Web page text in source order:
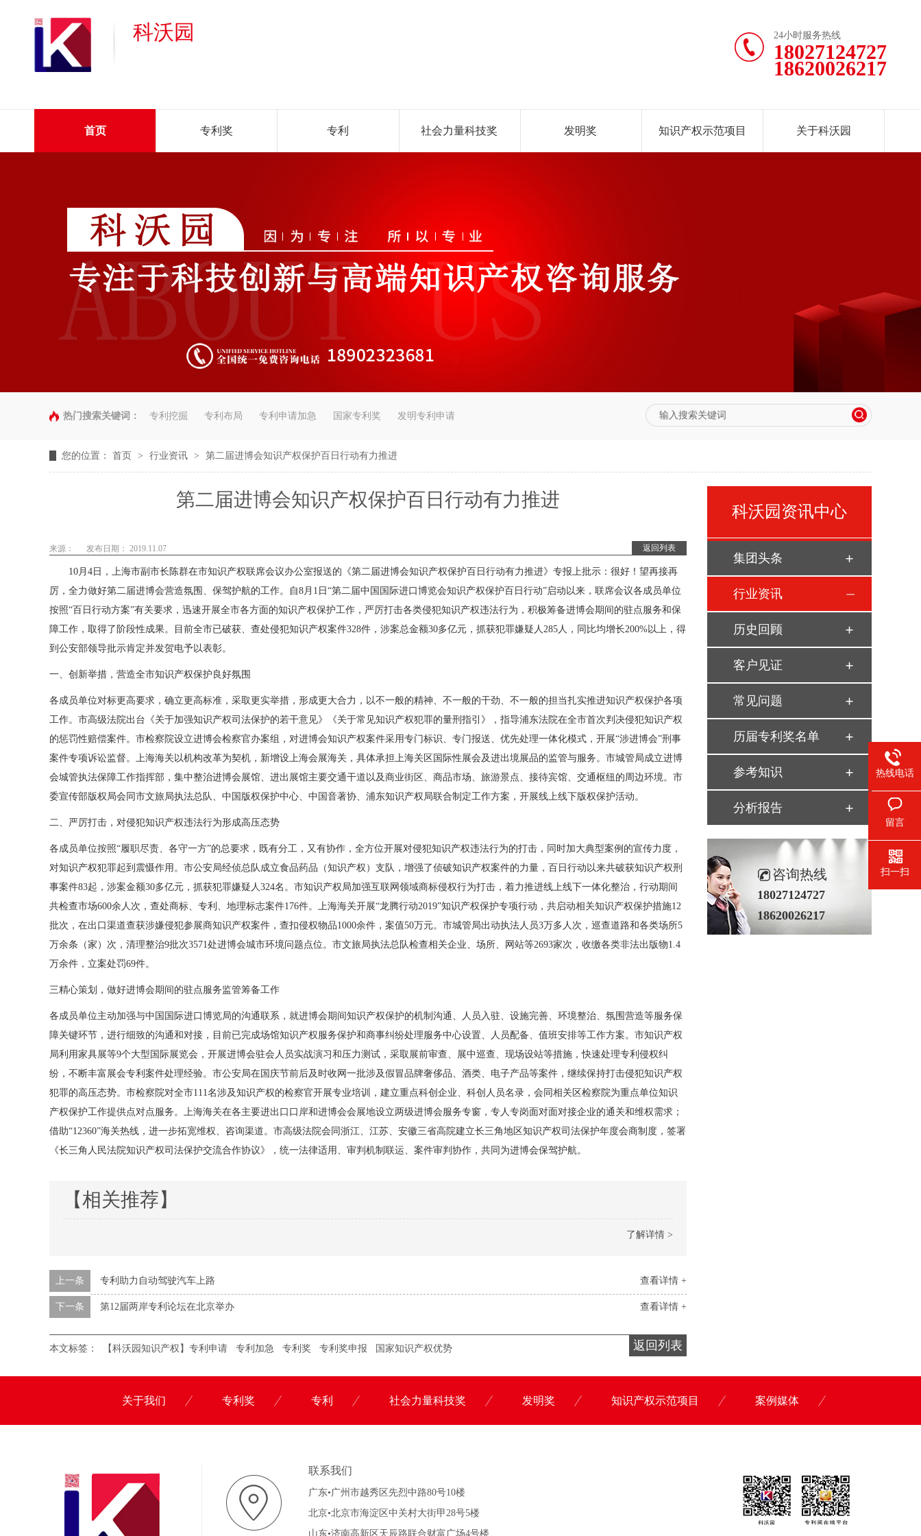
24小时服务热线
18027124727
18620026217
科沃园
首页 专利奖 专利 社会力量科技奖 发明奖 知识产权示范项目 关于科沃园
热门搜索关键词： 专利挖掘 专利布局 专利申请加急 国家专利奖 发明专利申请
您的位置： 首页 > 行业资讯 > 第二届进博会知识产权保护百日行动有力推进
第二届进博会知识产权保护百日行动有力推进
返回列表
来源： 发布日期： 2019.11.07
10月4日，上海市副市长陈群在市知识产权联席会议办公室报送的《第二届进博会知识产权保护百日行动有力推进》专报上批示：很好！望再接再
厉，全力做好第二届进博会营造氛围、保驾护航的工作。自8月1日“第二届中国国际进口博览会知识产权保护百日行动”启动以来，联席会议各成员单位
按照“百日行动方案”有关要求，迅速开展全市各方面的知识产权保护工作，严厉打击各类侵犯知识产权违法行为，积极筹备进博会期间的驻点服务和保
障工作，取得了阶段性成果。目前全市已破获、查处侵犯知识产权案件328件，涉案总金额30多亿元，抓获犯罪嫌疑人285人，同比均增长200%以上，得
到公安部领导批示肯定并发贺电予以表彰。
一、创新举措，营造全市知识产权保护良好氛围
各成员单位对标更高要求，确立更高标准，采取更实举措，形成更大合力，以不一般的精神、不一般的干劲、不一般的担当扎实推进知识产权保护各项
工作。市高级法院出台《关于加强知识产权司法保护的若干意见》《关于常见知识产权犯罪的量刑指引》，指导浦东法院在全市首次判决侵犯知识产权
的惩罚性赔偿案件。市检察院设立进博会检察官办案组，对进博会知识产权案件采用专门标识、专门报送、优先处理一体化模式，开展“涉进博会”刑事
案件专项诉讼监督。上海海关以机构改革为契机，新增设上海会展海关，具体承担上海关区国际性展会及进出境展品的监管与服务。市城管局成立进博
会城管执法保障工作指挥部，集中整治进博会展馆、进出展馆主要交通干道以及商业街区、商品市场、旅游景点、接待宾馆、交通枢纽的周边环境。市
委宣传部版权局会同市文旅局执法总队、中国版权保护中心、中国音著协、浦东知识产权局联合制定工作方案，开展线上线下版权保护活动。
二、严厉打击，对侵犯知识产权违法行为形成高压态势
各成员单位按照“履职尽责、各守一方”的总要求，既有分工，又有协作，全方位开展对侵犯知识产权违法行为的打击，同时加大典型案例的宣传力度，
对知识产权犯罪起到震慑作用。市公安局经侦总队成立食品药品（知识产权）支队，增强了侦破知识产权案件的力量，百日行动以来共破获知识产权刑
事案件83起，涉案金额30多亿元，抓获犯罪嫌疑人324名。市知识产权局加强互联网领域商标侵权行为打击，着力推进线上线下一体化整治，行动期间
共检查市场600余人次，查处商标、专利、地理标志案件176件。上海海关开展“龙腾行动2019”知识产权保护专项行动，共启动相关知识产权保护措施12
批次，在出口渠道查获涉嫌侵犯参展商知识产权案件，查扣侵权物品1000余件，案值50万元。市城管局出动执法人员3万多人次，巡查道路和各类场所5
万余条（家）次，清理整治9批次3571处进博会城市环境问题点位。市文旅局执法总队检查相关企业、场所、网站等2693家次，收缴各类非法出版物1.4
万余件，立案处罚69件。
三精心策划，做好进博会期间的驻点服务监管筹备工作
各成员单位主动加强与中国国际进口博览局的沟通联系，就进博会期间知识产权保护的机制沟通、人员入驻、设施完善、环境整治、氛围营造等服务保
障关键环节，进行细致的沟通和对接，目前已完成场馆知识产权服务保护和商事纠纷处理服务中心设置、人员配备、值班安排等工作方案。市知识产权
局利用家具展等9个大型国际展览会，开展进博会驻会人员实战演习和压力测试，采取展前审查、展中巡查、现场设站等措施，快速处理专利侵权纠
纷，不断丰富展会专利案件处理经验。市公安局在国庆节前后及时收网一批涉及假冒品牌奢侈品、酒类、电子产品等案件，继续保持打击侵犯知识产权
犯罪的高压态势。市检察院对全市111名涉及知识产权的检察官开展专业培训，建立重点科创企业、科创人员名录，会同相关区检察院为重点单位知识
产权保护工作提供点对点服务。上海海关在各主要进出口口岸和进博会会展地设立两级进博会服务专窗，专人专岗面对面对接企业的通关和维权需求；
借助“12360”海关热线，进一步拓宽维权、咨询渠道。市高级法院会同浙江、江苏、安徽三省高院建立长三角地区知识产权司法保护年度会商制度，签署
《长三角人民法院知识产权司法保护交流合作协议》，统一法律适用、审判机制联运、案件审判协作，共同为进博会保驾护航。
【相关推荐】
了解详情 >
查看详情 +
上一条 专利助力自动驾驶汽车上路
查看详情 +
下一条 第12届两岸专利论坛在北京举办
返回列表
本文标签： 【科沃园知识产权】专利申请 专利加急 专利奖 专利奖申报 国家知识产权优势
科沃园资讯中心
集团头条
行业资讯
历史回顾
客户见证
常见问题
历届专利奖名单
参考知识
分析报告
咨询热线
18027124727
18620026217
关于我们 专利奖 专利 社会力量科技奖 发明奖 知识产权示范项目 案例媒体
联系我们
广东•广州市越秀区先烈中路80号10楼
北京•北京市海淀区中关村大街甲28号5楼
山东•济南高新区天辰路联合财富广场4号楼
热线电话
留言
扫一扫